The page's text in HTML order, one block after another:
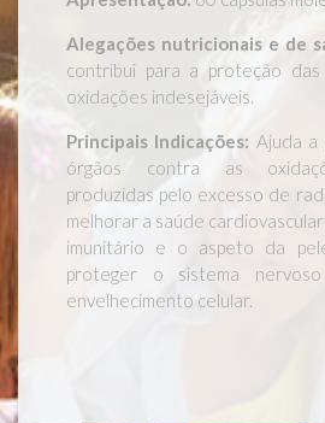
Alegações nutricionais e de
contribui para a proteção
oxidações indesejáveis.
Principais Indicações: Ajuda a
órgãos contra as
produzidas pelo excesso de
melhorar a saúde
imunitário e o aspeto da
proteger o sistema
envelhecimento celular.